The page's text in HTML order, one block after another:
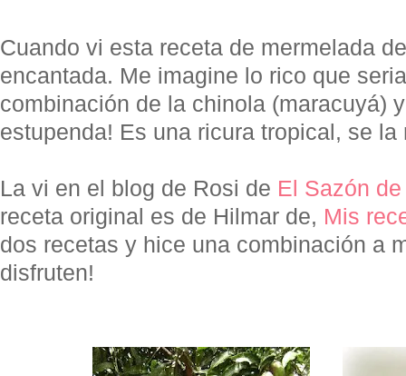
Cuando vi esta receta de mermelada
encantada. Me imagine lo rico que
combinación de la chinola (maracuyá)
estupenda! Es una ricura tropical, se la
La vi en el blog de Rosi de El Sazón
receta original es de Hilmar de, Mis
dos recetas y hice una combinación a
disfruten!